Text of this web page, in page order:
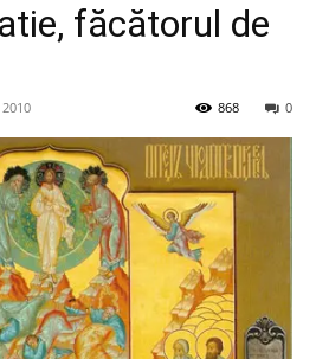
făcătorul de
0
868